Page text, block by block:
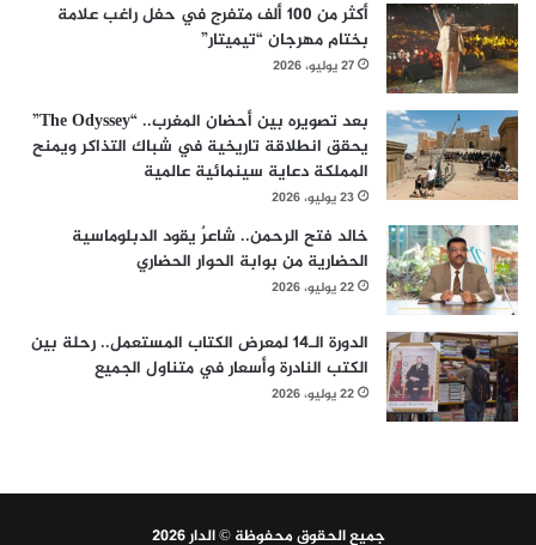
أكثر من 100 ألف متفرج في حفل راغب علامة
بختام مهرجان “تيميتار”
27 يوليو، 2026
بعد تصويره بين أحضان المغرب.. “The Odyssey”
يحقق انطلاقة تاريخية في شباك التذاكر ويمنح
المملكة دعاية سينمائية عالمية
23 يوليو، 2026
خالد فتح الرحمن.. شاعرٌ يقود الدبلوماسية
الحضارية من بوابة الحوار الحضاري
22 يوليو، 2026
الدورة الـ14 لمعرض الكتاب المستعمل.. رحلة بين
الكتب النادرة وأسعار في متناول الجميع
22 يوليو، 2026
جميع الحقوق محفوظة © الدار 2026